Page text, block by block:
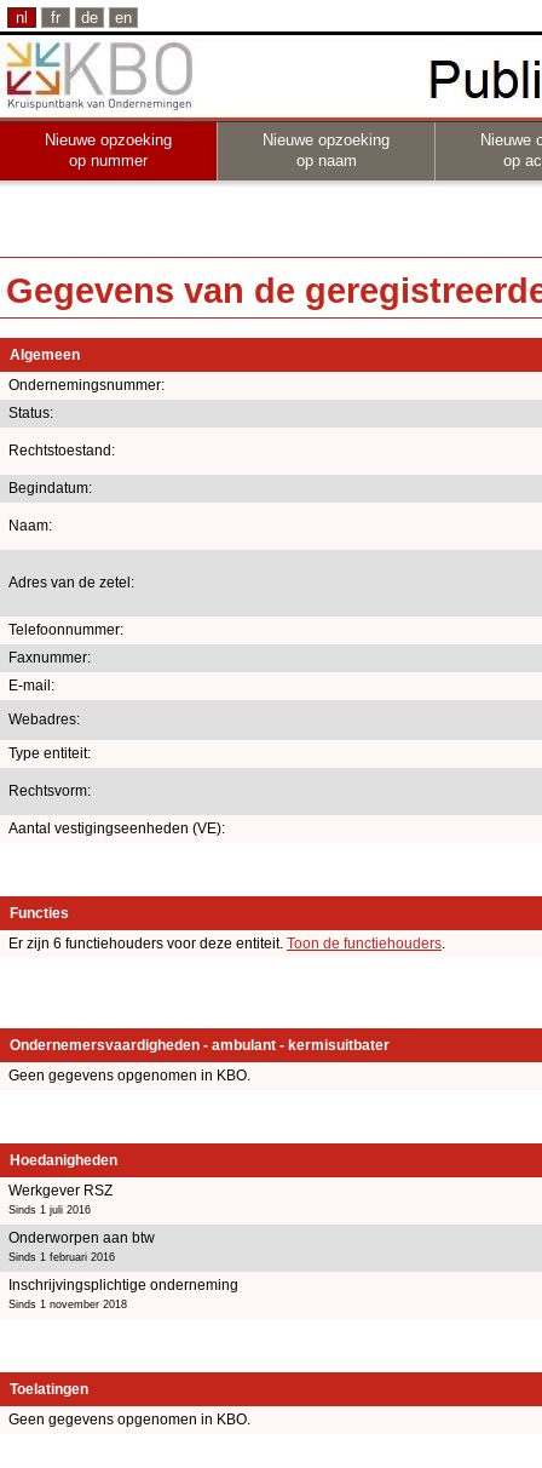
nl fr de en
Nieuwe opzoeking
op nummer
Nieuwe opzoeking
op naam
Nieuwe
op
Gegevens van de
Algemeen
Ondernemingsnummer:
Status:
Rechtstoestand:
Begindatum:
Naam:
Adres van de zetel:
Telefoonnummer:
Faxnummer:
E-mail:
Webadres:
Type entiteit:
Rechtsvorm:
Aantal vestigingseenheden (VE):
Functies
Er zijn 6 functiehouders voor deze entiteit. Toon de functiehouders.
Ondernemersvaardigheden - ambulant - kermisuitbater
Geen gegevens opgenomen in KBO.
Hoedanigheden
Werkgever RSZ
Sinds 1 juli 2016
Onderworpen aan btw
Sinds 1 februari 2016
Inschrijvingsplichtige onderneming
Sinds 1 november 2018
Toelatingen
Geen gegevens opgenomen in KBO.